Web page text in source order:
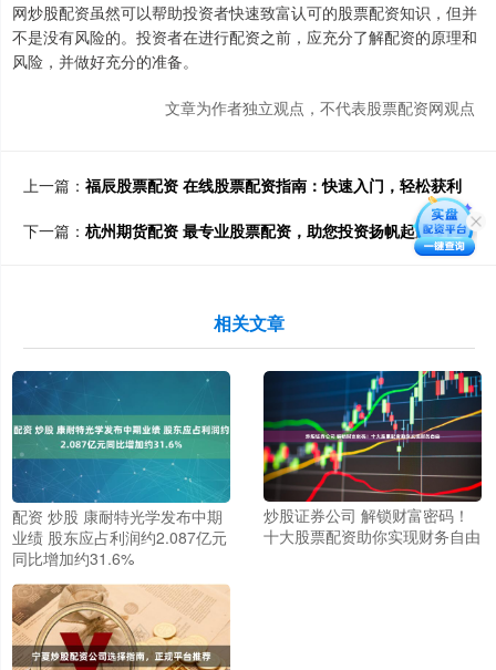
网炒股配资虽然可以帮助投资者快速致富认可的股票配资知识，但并
不是没有风险的。投资者在进行配资之前，应充分了解配资的原理和
风险，并做好充分的准备。
文章为作者独立观点，不代表股票配资网观点
上一篇： 福辰股票配资 在线股票配资指南：快速入门，轻松获利
下一篇： 杭州期货配资 最专业股票配资，助您投资扬帆起航
相关文章
配资 炒股 康耐特光学发布中期
业绩 股东应占利润约2.087亿元
同比增加约31.6%
炒股证券公司 解锁财富密码！
十大股票配资助你实现财务自由